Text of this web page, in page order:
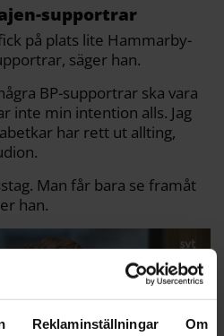
Reklaminställningar Om
supportrar
på plats lite Hammarby-
säger han.
BP-supportrar ska vara
inte min intention alls. Jag
har rett ut allting,
Man får bara se framåt
han.